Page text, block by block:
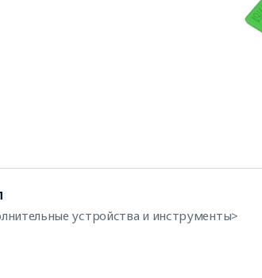
устройства и инструменты>